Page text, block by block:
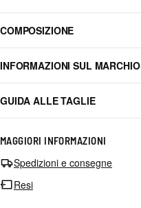
COMPOSIZIONE
INFORMAZIONI SUL MARCHIO
GUIDA ALLE TAGLIE
MAGGIORI INFORMAZIONI
Spedizioni e consegne
Resi